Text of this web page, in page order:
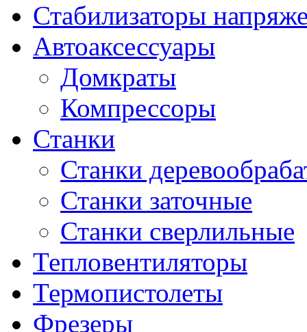
Стабилизаторы
Автоаксессуары
Домкраты
Компрессоры
Станки
Станки
Станки заточные
Станки сверлильные
Тепловентиляторы
Термопистолеты
Фрезеры